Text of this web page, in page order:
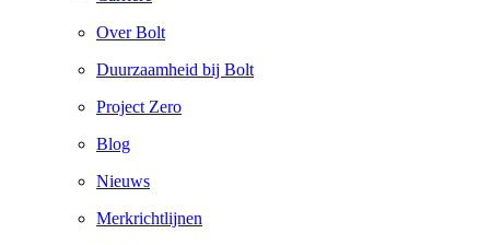
Over Bolt
Duurzaamheid bij Bolt
Project Zero
Blog
Nieuws
Merkrichtlijnen